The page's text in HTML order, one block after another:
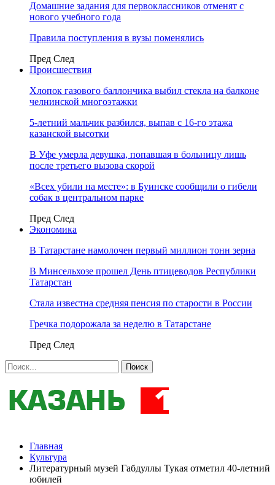
Домашние задания для первоклассников отменят с
нового учебного года
Правила поступления в вузы поменялись
Пред След
Происшествия
Хлопок газового баллончика выбил стекла на балконе
челнинской многоэтажки
5-летний мальчик разбился, выпав с 16-го этажа
казанской высотки
В Уфе умерла девушка, попавшая в больницу лишь
после третьего вызова скорой
«Всех убили на месте»: в Буинске сообщили о гибели
собак в центральном парке
Пред След
Экономика
В Татарстане намолочен первый миллион тонн зерна
В Минсельхозе прошел День птицеводов Республики
Татарстан
Стала известна средняя пенсия по старости в России
Гречка подорожала за неделю в Татарстане
Пред След
Главная
Культура
Литературный музей Габдуллы Тукая отметил 40-летний
юбилей